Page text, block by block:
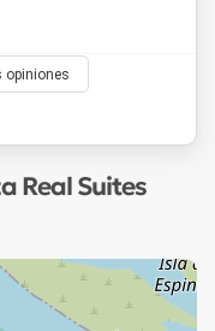
opiniones
Real Suites